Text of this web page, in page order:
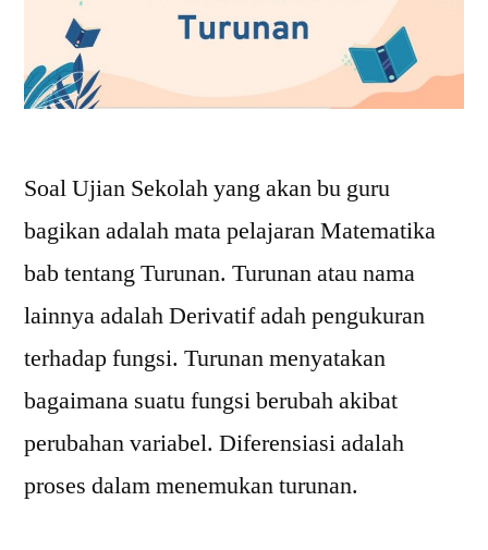
Soal Ujian Sekolah yang akan bu guru
bagikan adalah mata pelajaran Matematika
bab tentang Turunan. Turunan atau nama
lainnya adalah Derivatif adah pengukuran
terhadap fungsi. Turunan menyatakan
bagaimana suatu fungsi berubah akibat
perubahan variabel. Diferensiasi adalah
proses dalam menemukan turunan.